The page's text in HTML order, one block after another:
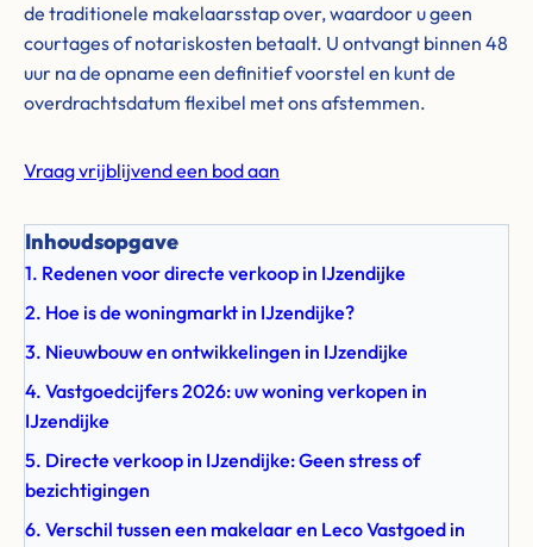
de traditionele makelaarsstap over, waardoor u geen
courtages of notariskosten betaalt. U ontvangt binnen 48
uur na de opname een definitief voorstel en kunt de
overdrachtsdatum flexibel met ons afstemmen.
Vraag vrijblijvend een bod aan
Inhoudsopgave
1. Redenen voor directe verkoop in IJzendijke
2. Hoe is de woningmarkt in IJzendijke?
3. Nieuwbouw en ontwikkelingen in IJzendijke
4. Vastgoedcijfers 2026: uw woning verkopen in
IJzendijke
5. Directe verkoop in IJzendijke: Geen stress of
bezichtigingen
6. Verschil tussen een makelaar en Leco Vastgoed in